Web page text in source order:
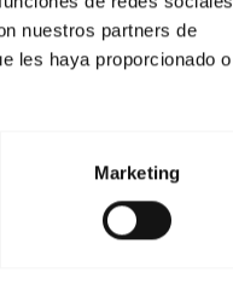
nuestros partners de
les haya proporcionado o
Marketing